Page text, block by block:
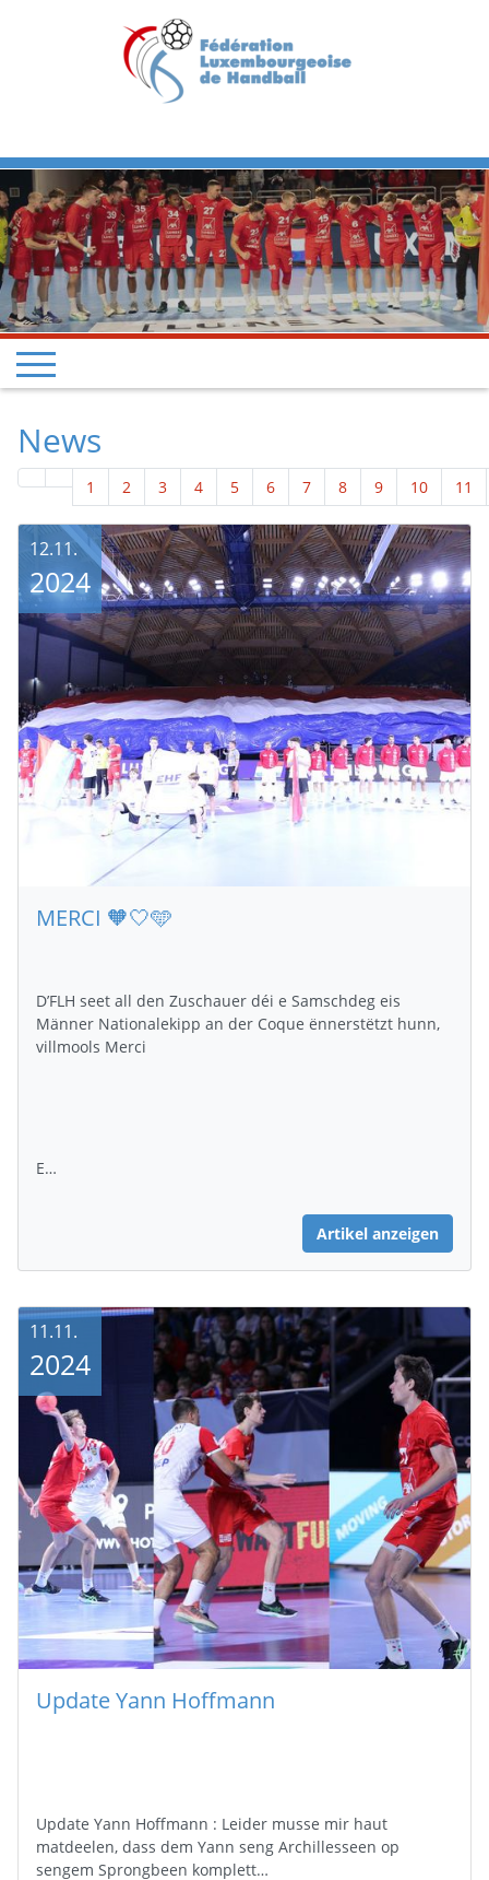
Previous Next
News
1 2 3 4 5 6 7 8 9 10 11
MERCI 🧡🤍🩵
D’FLH seet all den Zuschauer déi e Samschdeg eis
Männer Nationalekipp an der Coque ënnerstëtzt hunn,
villmools Merci
E…
Artikel anzeigen
12.11.
2024
Update Yann Hoffmann
Update Yann Hoffmann : Leider musse mir haut
matdeelen, dass dem Yann seng Archillesseen op
sengem Sprongbeen komplett…
11.11.
2024